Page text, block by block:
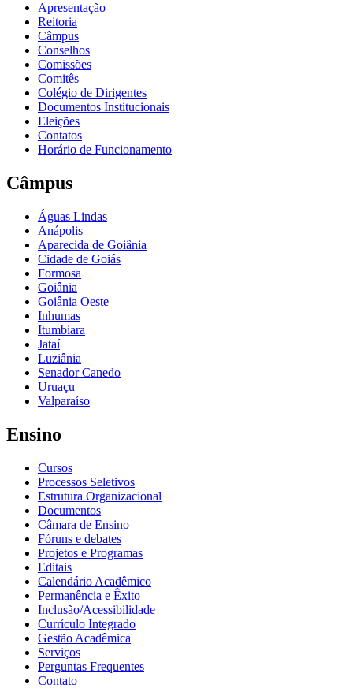
Apresentação
Reitoria
Câmpus
Conselhos
Comissões
Comitês
Colégio de Dirigentes
Documentos Institucionais
Eleições
Contatos
Horário de Funcionamento
Câmpus
Águas Lindas
Anápolis
Aparecida de Goiânia
Cidade de Goiás
Formosa
Goiânia
Goiânia Oeste
Inhumas
Itumbiara
Jataí
Luziânia
Senador Canedo
Uruaçu
Valparaíso
Ensino
Cursos
Processos Seletivos
Estrutura Organizacional
Documentos
Câmara de Ensino
Fóruns e debates
Projetos e Programas
Editais
Calendário Acadêmico
Permanência e Êxito
Inclusão/Acessibilidade
Currículo Integrado
Gestão Acadêmica
Serviços
Perguntas Frequentes
Contato